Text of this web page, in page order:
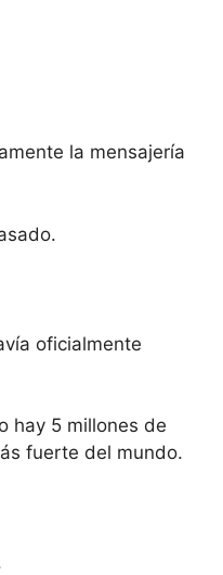
la mensajería
oficialmente
hay 5 millones de
fuerte del mundo.